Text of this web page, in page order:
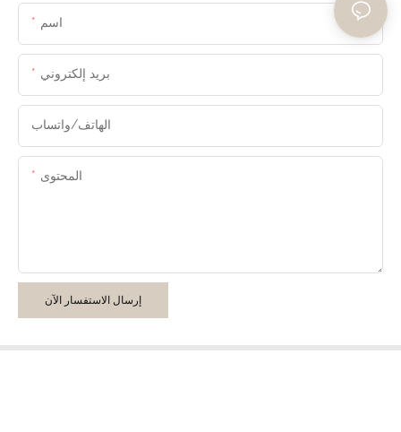
اسم
بريد إلكتروني
الهاتف/واتساب
المحتوى
إرسال الاستفسار الآن